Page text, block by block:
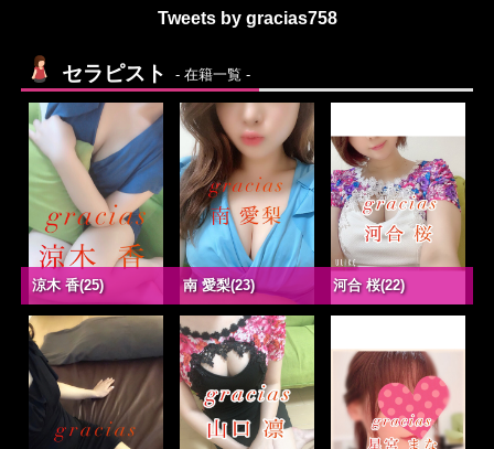
Tweets by gracias758
セラピスト - 在籍一覧 -
涼木 香(25) 南 愛梨(23) 河合 桜(22)